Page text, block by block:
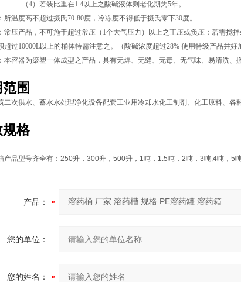
若装比重在1.4以上之酸碱液体则老化期为5年。
所温度高不超过摄氏70-80度，冷冻度不得低于摄氏零下30度。
常压产品，不可施于超过常压（1个大气压力）以上之正压或负压；若需搅
超过10000L以上的桶体特需注意之。（酸碱浓度超过28% 使用特级产品并好
本容器为滚塑一体成型之产品，具有无焊、无缝、无毒、无气味、易清洗、
围
二次供水、蓄水水处理净化设备配套工业用冷却水化工制剂、化工原料、
格
产品型号齐全有： 250升， 300升， 500升， 1吨， 1.5吨， 2吨， 3吨,4吨， 5
产品：
您的单位：
您的姓名：